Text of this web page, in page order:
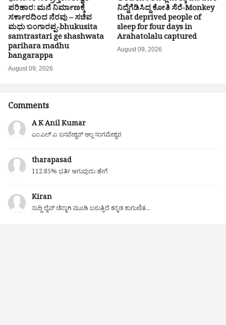
ಪರಿಹಾರ: ಮನೆ ನಿರ್ಮಾಣಕ್ಕೆ
ಸರ್ಕಾರದಿಂದ ನೆರವು – ಸಚಿವ
ಮಧು ಬಂಗಾರಪ್ಪ-bhukusita
samtrastari ge shashwata
parihara madhu
bangarappa
August 09, 2026
ನಿದ್ದೆಗೆಡಿಸಿದ್ದ ಕೋತಿ ಸೆರೆ-Monkey
that deprived people of
sleep for four days in
Arahatolalu captured
August 09, 2026
Comments
A K Anil Kumar
ಎಂ.ಎಲ್.ಎ ಬಸವೇಶ್ವರ್ ಅಲ್ಲ ಸಂಗಮೇಶ್ವರ
tharapasad
112.85% ಭರ್ತಿ ಆಗುವುದು ಹೇಗೆ
Kiran
ಸುದ್ದಿ ಲೈವ್ ಚೆನ್ನಾಗಿ ಮೂಡಿ ಬರುತ್ತಿದೆ ಕನ್ನಡ ಕಾಗುಣಿತ...